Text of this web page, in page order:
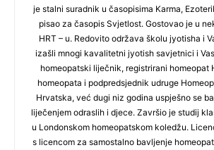
je stalni suradnik u časopisima Karma,
pisao za časopis Svjetlost. Gostovao je u
HRT – u. Redovito održava školu jyotisha i
izašli mnogi kavalitetni jyotish savjetnici i
homeopatski liječnik, registrirani homeopat
homeopata i podpredsjednik udruge
Hrvatska, već dugi niz godina uspješno se
liječenjem odraslih i djece. Završio je studij
u Londonskom homeopatskom koledžu.
s licencom za samostalno bavljenje